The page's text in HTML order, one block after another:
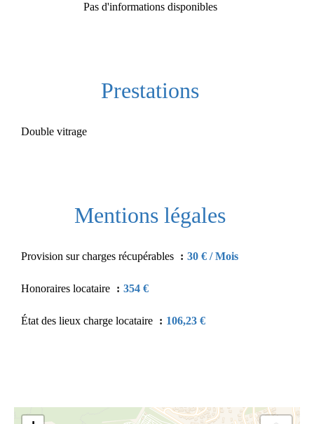
Pas d'informations disponibles
Prestations
Double vitrage
Mentions légales
Provision sur charges récupérables 30 € / Mois
Honoraires locataire 354 €
État des lieux charge locataire 106,23 €